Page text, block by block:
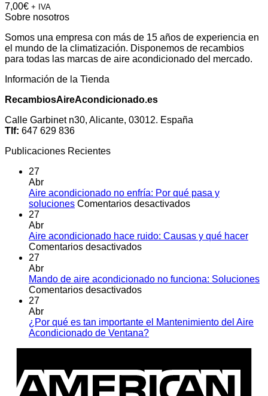
7,00€ + IVA
Sobre nosotros
Somos una empresa con más de 15 años de experiencia en
el mundo de la climatización. Disponemos de recambios
para todas las marcas de aire acondicionado del mercado.
Información de la Tienda
RecambiosAireAcondicionado.es
Calle Garbinet n30, Alicante, 03012. España
Tlf: 647 629 836
Publicaciones Recientes
27
Abr
Aire acondicionado no enfría: Por qué pasa y
soluciones Comentarios desactivadosen
no
pasa
27
Abr
Aire acondicionado hace ruido: Causas y qué hacer
Comentarios desactivadosen
hace
ruido:
qué
hacer
27
Abr
Mando de aire acondicionado no funciona: Soluciones
Comentarios desactivadosen
aire
acondicionado
27
Abr
¿Por qué es tan importante el Mantenimiento del Aire
Acondicionado de Ventana?No
¿Por
qué